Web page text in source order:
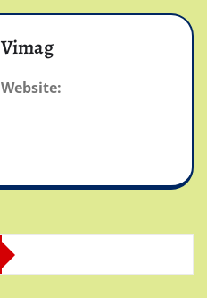
Vimag
Website: